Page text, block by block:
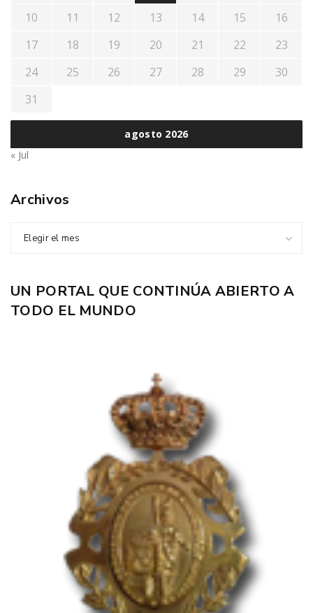
agosto 2026
10
11 12 13 14 15
16
17
18 19 20 21 22
23
24
25 26 27 28 29
30
31
« Jul
Archivos
Elegir el mes
UN PORTAL QUE CONTINÚA ABIERTO A
TODO EL MUNDO